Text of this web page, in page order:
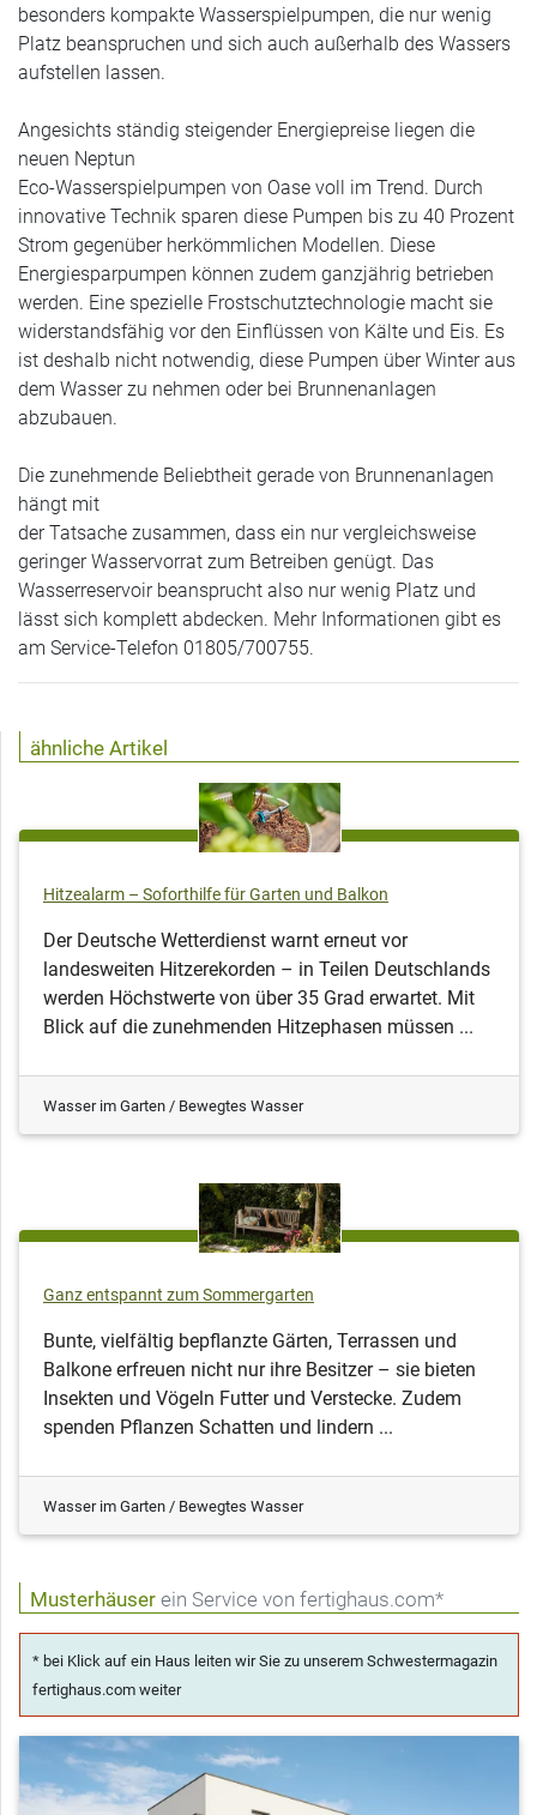
besonders kompakte Wasserspielpumpen, die nur wenig
Platz beanspruchen und sich auch außerhalb des Wassers
aufstellen lassen.
Angesichts ständig steigender Energiepreise liegen die
neuen Neptun
Eco-Wasserspielpumpen von Oase voll im Trend. Durch
innovative Technik sparen diese Pumpen bis zu 40 Prozent
Strom gegenüber herkömmlichen Modellen. Diese
Energiesparpumpen können zudem ganzjährig betrieben
werden. Eine spezielle Frostschutztechnologie macht sie
widerstandsfähig vor den Einflüssen von Kälte und Eis. Es
ist deshalb nicht notwendig, diese Pumpen über Winter aus
dem Wasser zu nehmen oder bei Brunnenanlagen
abzubauen.
Die zunehmende Beliebtheit gerade von Brunnenanlagen
hängt mit
der Tatsache zusammen, dass ein nur vergleichsweise
geringer Wasservorrat zum Betreiben genügt. Das
Wasserreservoir beansprucht also nur wenig Platz und
lässt sich komplett abdecken. Mehr Informationen gibt es
am Service-Telefon 01805/700755.
ähnliche Artikel
Hitzealarm – Soforthilfe für Garten und Balkon
Der Deutsche Wetterdienst warnt erneut vor
landesweiten Hitzerekorden – in Teilen Deutschlands
werden Höchstwerte von über 35 Grad erwartet. Mit
Blick auf die zunehmenden Hitzephasen müssen ...
Wasser im Garten / Bewegtes Wasser
Ganz entspannt zum Sommergarten
Bunte, vielfältig bepflanzte Gärten, Terrassen und
Balkone erfreuen nicht nur ihre Besitzer – sie bieten
Insekten und Vögeln Futter und Verstecke. Zudem
spenden Pflanzen Schatten und lindern ...
Wasser im Garten / Bewegtes Wasser
Musterhäuser ein Service von fertighaus.com*
* bei Klick auf ein Haus leiten wir Sie zu unserem Schwestermagazin
fertighaus.com weiter